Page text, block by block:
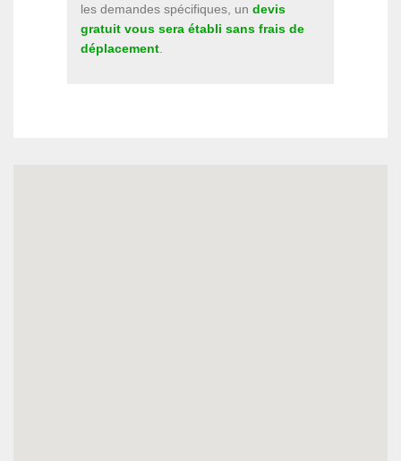
les demandes spécifiques, un devis
gratuit vous sera établi sans frais de
déplacement